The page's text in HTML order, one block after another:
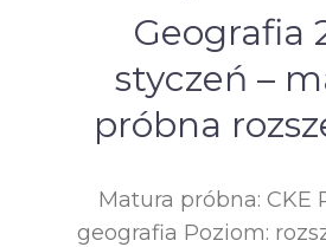
Geografia
styczeń –
próbna
Matura próbna: CKE
geografia Poziom: